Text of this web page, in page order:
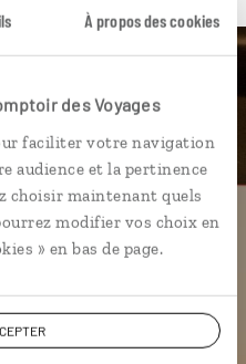
À propos des cookies
des Voyages
faciliter votre navigation
audience et la pertinence
choisir maintenant quels
modifier vos choix en
» en bas de page.
au
skybeden 1
nationaux